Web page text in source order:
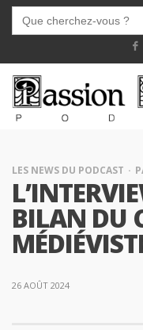
SEARCH
FOR:
LES NEWS DU PODCAST
BILAN DU
26 AOÛT 2024